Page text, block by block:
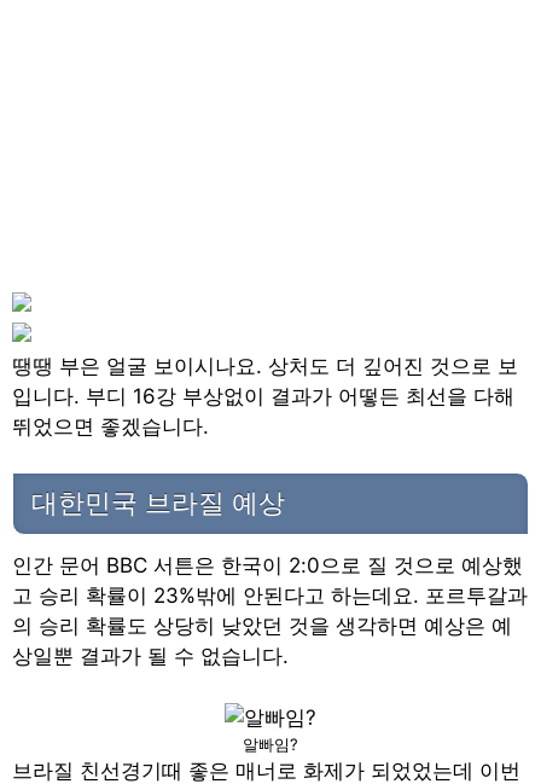
땡땡 부은 얼굴 보이시나요. 상처도 더 깊어진 것으로 보
입니다. 부디 16강 부상없이 결과가 어떻든 최선을 다해
뛰었으면 좋겠습니다.
대한민국 브라질 예상
인간 문어 BBC 서튼은 한국이 2:0으로 질 것으로 예상했
고 승리 확률이 23%밖에 안된다고 하는데요. 포르투갈과
의 승리 확률도 상당히 낮았던 것을 생각하면 예상은 예
상일뿐 결과가 될 수 없습니다.
알빠임?
브라질 친선경기때 좋은 매너로 화제가 되었었는데 이번